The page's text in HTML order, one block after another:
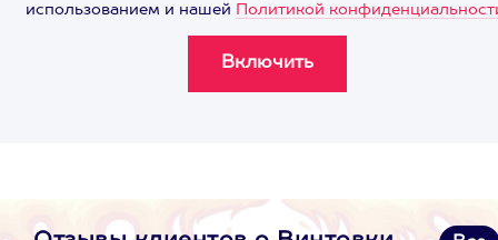
использованием и нашей Политикой